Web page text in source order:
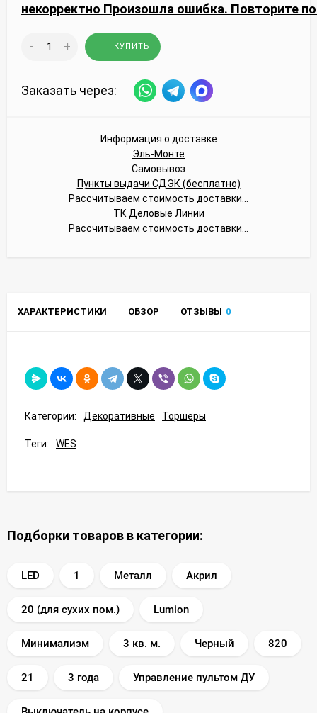
некорректно Произошла ошибка. Повторите
- + КУПИТЬ
Заказать через:
Информация о доставке
Эль-Монте
Самовывоз
Пункты выдачи СДЭК (бесплатно)
Рассчитываем стоимость доставки...
ТК Деловые Линии
Рассчитываем стоимость доставки...
ХАРАКТЕРИСТИКИ ОБЗОР ОТЗЫВЫ 0
Категории: Декоративные Торшеры
Теги: WES
Подборки товаров в категории:
LED 1 Металл Акрил
20 (для сухих пом.) Lumion
Минимализм 3 кв. м. Черный 820
21 3 года Управление пультом ДУ